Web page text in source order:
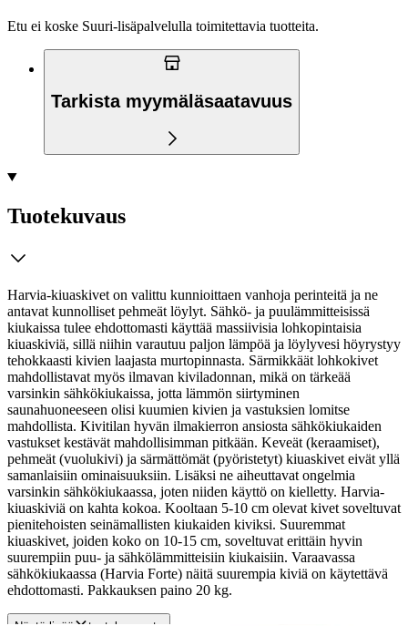
Etu ei koske Suuri‑lisäpalvelulla toimitettavia tuotteita.
Tarkista myymäläsaatavuus
Tuotekuvaus
Harvia-kiuaskivet on valittu kunnioittaen vanhoja perinteitä ja ne
antavat kunnolliset pehmeät löylyt. Sähkö- ja puulämmitteisissä
kiukaissa tulee ehdottomasti käyttää massiivisia lohkopintaisia
kiuaskiviä, sillä niihin varautuu paljon lämpöä ja löylyvesi höyrystyy
tehokkaasti kivien laajasta murtopinnasta. Särmikkäät lohkokivet
mahdollistavat myös ilmavan kiviladonnan, mikä on tärkeää
varsinkin sähkökiukaissa, jotta lämmön siirtyminen
saunahuoneeseen olisi kuumien kivien ja vastuksien lomitse
mahdollista. Kivitilan hyvän ilmakierron ansiosta sähkökiukaiden
vastukset kestävät mahdollisimman pitkään. Keveät (keraamiset),
pehmeät (vuolukivi) ja särmättömät (pyöristetyt) kiuaskivet eivät yllä
samanlaisiin ominaisuuksiin. Lisäksi ne aiheuttavat ongelmia
varsinkin sähkökiukaassa, joten niiden käyttö on kielletty. Harvia-
kiuaskiviä on kahta kokoa. Kooltaan 5-10 cm olevat kivet soveltuvat
pienitehoisten seinämallisten kiukaiden kiviksi. Suuremmat
kiuaskivet, joiden koko on 10-15 cm, soveltuvat erittäin hyvin
suurempiin puu- ja sähkölämmitteisiin kiukaisiin. Varaavassa
sähkökiukaassa (Harvia Forte) näitä suurempia kiviä on käytettävä
ehdottomasti. Pakkauksen paino 20 kg.